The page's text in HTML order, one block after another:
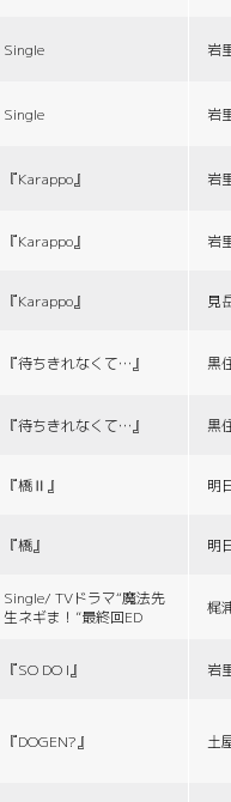
Single 岩
Single 岩
『Karappo』 岩
『Karappo』 岩
『Karappo』 見
『待ちきれなくて…』 黒
『待ちきれなくて…』 黒
『橋Ⅱ』 明
『橋』 明
Single/ TVドラマ“魔法先
生ネギま！”最終回ED
梶
『SO DO I』 岩
『DOGEN?』 土